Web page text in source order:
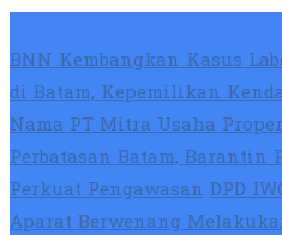
BNN Kembangkan Kasus
di Batam, Kepemilikan
Nama PT Mitra Usaha
Perbatasan Batam, Barantin
Perkuat PengawasanDPD
Aparat Berwenang